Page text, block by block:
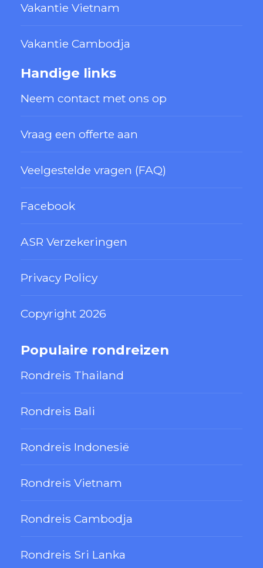
Vakantie Vietnam
Vakantie Cambodja
Handige links
Neem contact met ons op
Vraag een offerte aan
Veelgestelde vragen (FAQ)
Facebook
ASR Verzekeringen
Privacy Policy
Copyright 2026
Populaire rondreizen
Rondreis Thailand
Rondreis Bali
Rondreis Indonesië
Rondreis Vietnam
Rondreis Cambodja
Rondreis Sri Lanka